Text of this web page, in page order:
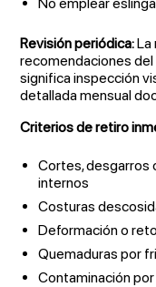
Revisión periódica:La
recomendaciones del
significa inspección
detallada mensual
Criterios de retiro
Cortes, desgarros
internos
Costuras
Deformación o
Quemaduras por
Contaminación